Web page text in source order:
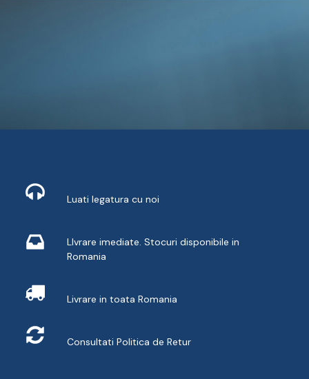
Luati legatura cu noi
LIvrare imediate. Stocuri disponibile in
Romania
Livrare in toata Romania
Consultati Politica de Retur